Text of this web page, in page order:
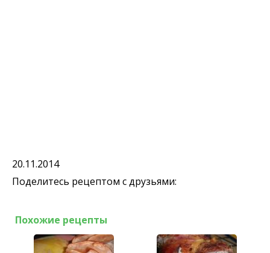
20.11.2014
Поделитесь рецептом с друзьями:
Похожие рецепты